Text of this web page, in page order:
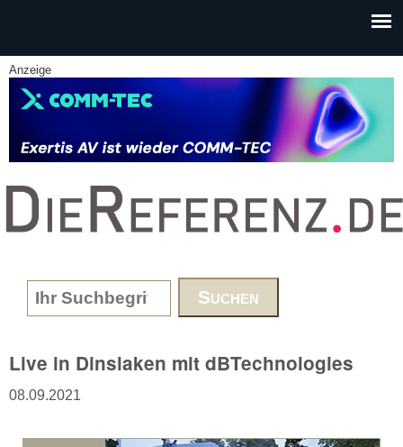
Anzeige
www.DieReferenz.de
Search form
Live in Dinslaken mit dBTechnologies
08.09.2021